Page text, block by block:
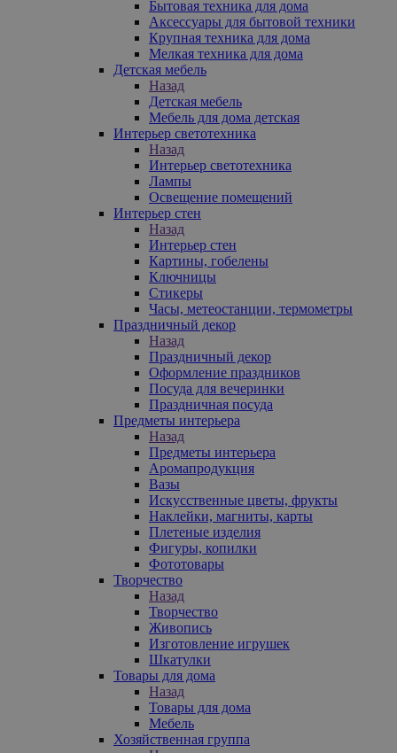
Бытовая техника для дома
Аксессуары для бытовой техники
Крупная техника для дома
Мелкая техника для дома
Детская мебель
Назад
Детская мебель
Мебель для дома детская
Интерьер светотехника
Назад
Интерьер светотехника
Лампы
Освещение помещений
Интерьер стен
Назад
Интерьер стен
Картины, гобелены
Ключницы
Стикеры
Часы, метеостанции, термометры
Праздничный декор
Назад
Праздничный декор
Оформление праздников
Посуда для вечеринки
Праздничная посуда
Предметы интерьера
Назад
Предметы интерьера
Аромапродукция
Вазы
Искусственные цветы, фрукты
Наклейки, магниты, карты
Плетеные изделия
Фигуры, копилки
Фототовары
Творчество
Назад
Творчество
Живопись
Изготовление игрушек
Шкатулки
Товары для дома
Назад
Товары для дома
Мебель
Хозяйственная группа